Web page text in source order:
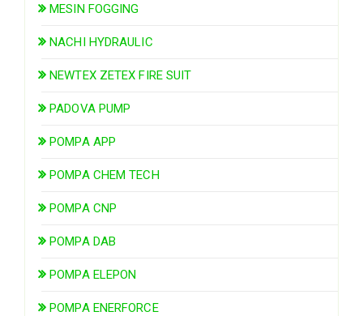
MESIN FOGGING
NACHI HYDRAULIC
NEWTEX ZETEX FIRE SUIT
PADOVA PUMP
POMPA APP
POMPA CHEM TECH
POMPA CNP
POMPA DAB
POMPA ELEPON
POMPA ENERFORCE